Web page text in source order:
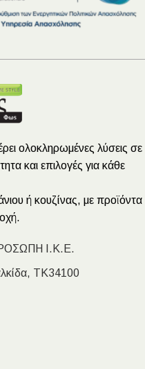
ολοκληρωμένες λύσεις σε
και επιλογές για κάθε
ή κουζίνας, με προϊόντα
Ι.Κ.Ε.
ΤΚ34100